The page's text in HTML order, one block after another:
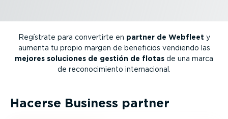
Regístrate para convertirte en partner de Webfleet y
aumenta tu propio margen de beneficios vendiendo las
mejores soluciones de gestión de flotas de una marca
de recono­ci­miento inter­na­cional.
Hacerse Business partner